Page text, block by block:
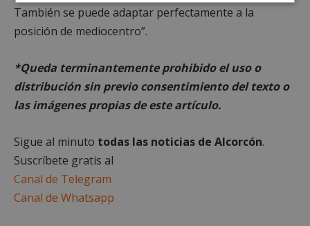
También se puede adaptar perfectamente a la
posición de mediocentro”.
*Queda terminantemente prohibido el uso o
distribución sin previo consentimiento del texto o
las imágenes propias de este artículo.
Sigue al minuto todas las noticias de Alcorcón.
Suscríbete gratis al
Canal de Telegram
Canal de Whatsapp
Cookies
estrictamente
necesarias
Cookies de
rendimiento
Cookies de
preferencias
Cookies de
funcionalidad
Cookies no clasificadas